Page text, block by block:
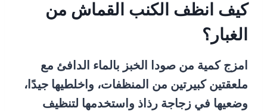
كيف انظف الكنب القماش من
الغبار؟
امزج كمية من صودا الخبز بالماء الدافئ مع
ملعقتين كبيرتين من المنظفات، واخلطيها جيدًا،
وضعيها في زجاجة رذاذ واستخدمها لتنظيف